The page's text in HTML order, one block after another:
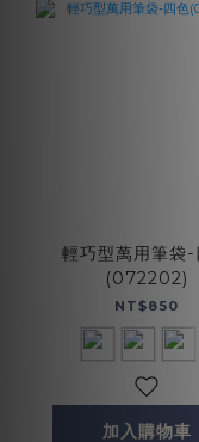
輕巧型萬用筆袋-
(072202)
NT$850
加入購物車